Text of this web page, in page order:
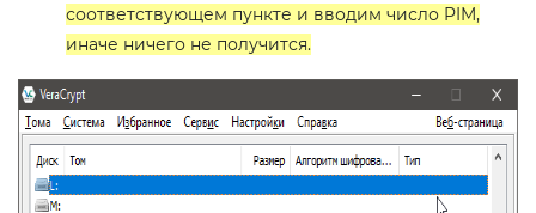
соответствующем пункте и вводим число PIM,
иначе ничего не получится.